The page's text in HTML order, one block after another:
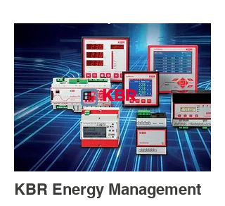
KBR Energy Management